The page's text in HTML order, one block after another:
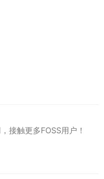
接触更多FOSS用户！